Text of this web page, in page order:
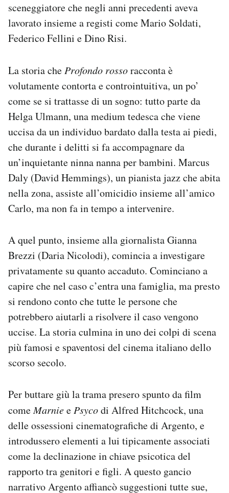
sceneggiatore che negli anni precedenti aveva
lavorato insieme a registi come Mario Soldati,
Federico Fellini e Dino Risi.
La storia cheProfondo rossoracconta è
volutamente contorta e controintuitiva, un po’
come se si trattasse di un sogno: tutto parte da
Helga Ulmann, una medium tedesca che viene
uccisa da un individuo bardato dalla testa ai piedi,
che durante i delitti si fa accompagnare da
un’inquietante ninna nanna per bambini. Marcus
Daly (David Hemmings), un pianista jazz che abita
nella zona, assiste all’omicidio insieme all’amico
Carlo, ma non fa in tempo a intervenire.
A quel punto, insieme alla giornalista Gianna
Brezzi (Daria Nicolodi), comincia a investigare
privatamente su quanto accaduto. Cominciano a
capire che nel caso c’entra una famiglia, ma presto
si rendono conto che tutte le persone che
potrebbero aiutarli a risolvere il caso vengono
uccise. La storia culmina in uno dei colpi di scena
più famosi e spaventosi del cinema italiano dello
scorso secolo.
Per buttare giù la trama presero spunto da film
comeMarnieePsycodi Alfred Hitchcock, una
delle ossessioni cinematografiche di Argento, e
introdussero elementi a lui tipicamente associati
come la declinazione in chiave psicotica del
rapporto tra genitori e figli. A questo gancio
narrativo Argento affiancò suggestioni tutte sue,